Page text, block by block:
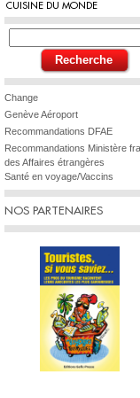
CUISINE DU MONDE
Change
Genève Aéroport
Recommandations DFAE
Recommandations Ministère
des Affaires étrangères
Santé en voyage/Vaccins
NOS PARTENAIRES